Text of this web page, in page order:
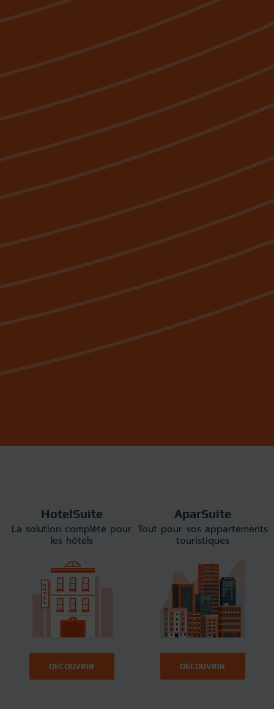
HotelSuite
La solution complète pour
les hôtels
DÉCOUVRIR
AparSuite
Tout pour vos appartements
touristiques
DÉCOUVRIR